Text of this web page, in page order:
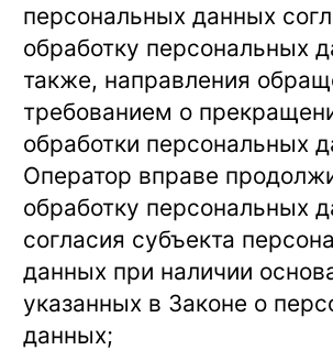
персональных данных
обработку персональных
также, направления
требованием о
обработки персональных
Оператор вправе
обработку персональных
согласия субъекта
данных при наличии
указанных в Законе о
данных;